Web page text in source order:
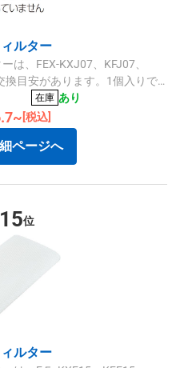
ルター
は、FEX-KXJ07、KFJ07、
換目安があります。1個入りで
在庫 あり
[税込]
ページへ
15位
ルター